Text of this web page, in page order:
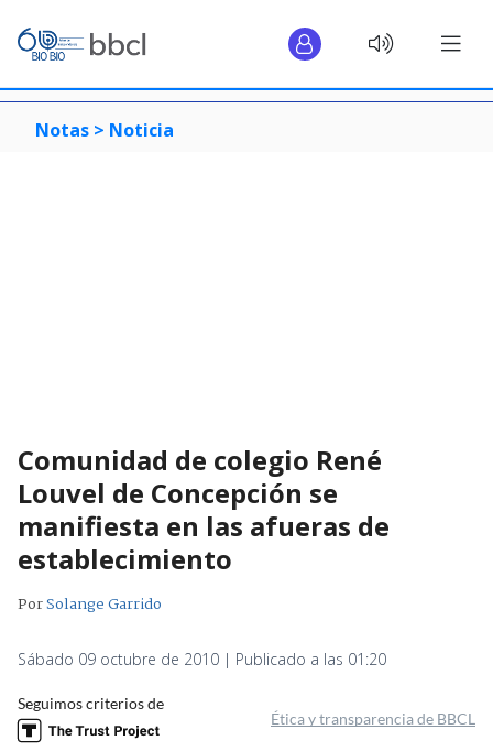
Notas > Noticia
Comunidad de colegio René
Louvel de Concepción se
manifiesta en las afueras de
establecimiento
PorSolange Garrido
Sábado 09 octubre de 2010 | Publicado a las 01:20
Seguimos criterios de
Ética y transparencia de BBCL